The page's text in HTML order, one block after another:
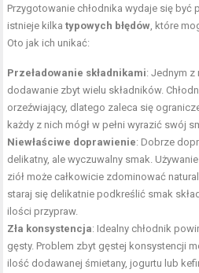
Przygotowanie chłodnika wydaje się być
istnieje kilkatypowych błędów , które
Oto jak ich unikać:
Przeładowanie składnikami: Jednym
dodawanie zbyt wielu składników.
orzeźwiający, dlatego zaleca się
każdy z nich mógł w pełni wyrazić swój
Niewłaściwe doprawienie: Dobrze
delikatny, ale wyczuwalny smak.
ziół może całkowicie zdominować
staraj się delikatnie podkreślić smak
ilości przypraw.
Zła konsystencja: Idealny chłodnik
gęsty. Problem zbyt gęstej konsystencji
ilość dodawanej śmietany, jogurtu lub